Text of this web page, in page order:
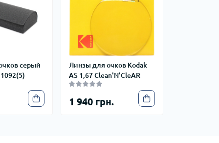
серый
Линзы для очков Kodak
AS 1,67 Clean'N'CleAR
1 940 грн.